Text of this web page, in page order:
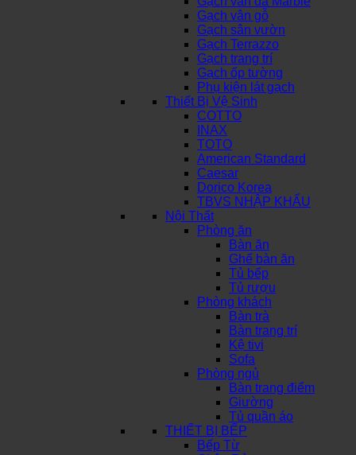
Gạch vân gỗ
Gạch sân vườn
Gạch Terrazzo
Gạch trang trí
Gạch ốp tường
Phụ kiện lát gạch
Thiết Bị Vệ Sinh
COTTO
INAX
TOTO
American Standard
Caesar
Dorico Korea
TBVS NHẬP KHẨU
Nội Thất
Phòng ăn
Bàn ăn
Ghế bàn ăn
Tủ bếp
Tủ rượu
Phòng khách
Bàn trà
Bàn trang trí
Kệ tivi
Sofa
Phòng ngủ
Bàn trang điểm
Giường
Tủ quần áo
THIẾT BỊ BẾP
Bếp Từ